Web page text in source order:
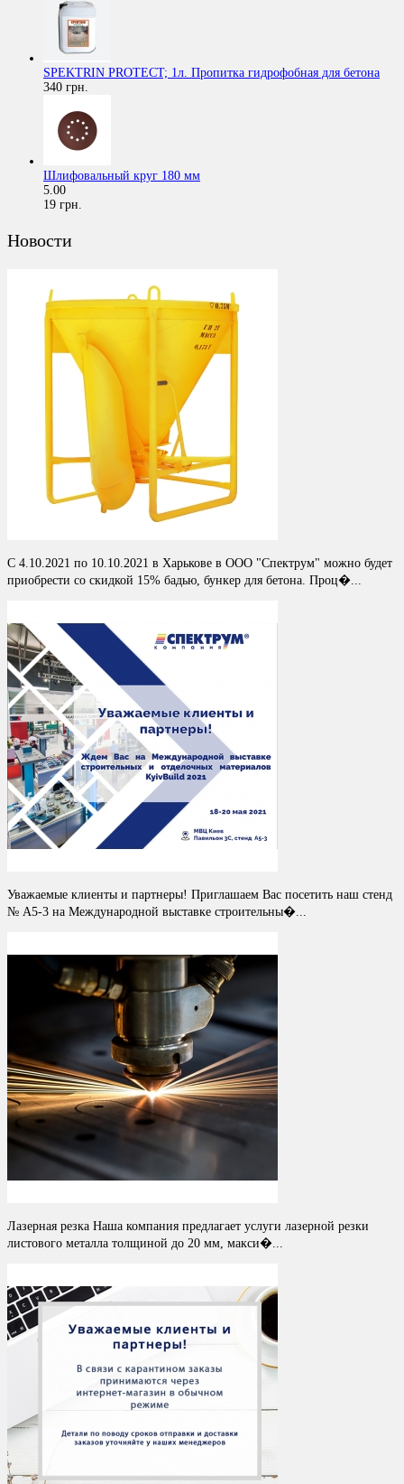
SPEKTRIN PROTECT; 1л. Пропитка гидрофобная для бетона
340 грн.
Шлифовальный круг 180 мм
5.00
19 грн.
Новости
С 4.10.2021 по 10.10.2021 в Харькове в ООО "Спектрум" можно будет
приобрести со скидкой 15% бадью, бункер для бетона. Проц�...
Уважаемые клиенты и партнеры! Приглашаем Вас посетить наш стенд
№ A5-3 на Международной выставке строительны�...
Лазерная резка Наша компания предлагает услуги лазерной резки
листового металла толщиной до 20 мм, макси�...